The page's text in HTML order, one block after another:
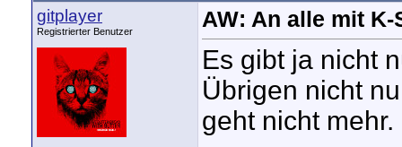
gitplayer
Registrierter Benutzer AW: An alle mit
Es gibt ja nicht
Übrigen nicht
geht nicht